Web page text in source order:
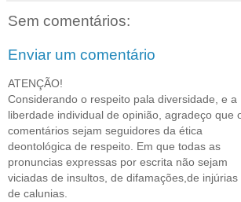
Sem comentários:
Enviar um comentário
ATENÇÃO!
Considerando o respeito pala diversidade, e a
liberdade individual de opinião, agradeço que
comentários sejam seguidores da ética
deontológica de respeito. Em que todas as
pronuncias expressas por escrita não sejam
viciadas de insultos, de difamações,de injúrias
de calunias.